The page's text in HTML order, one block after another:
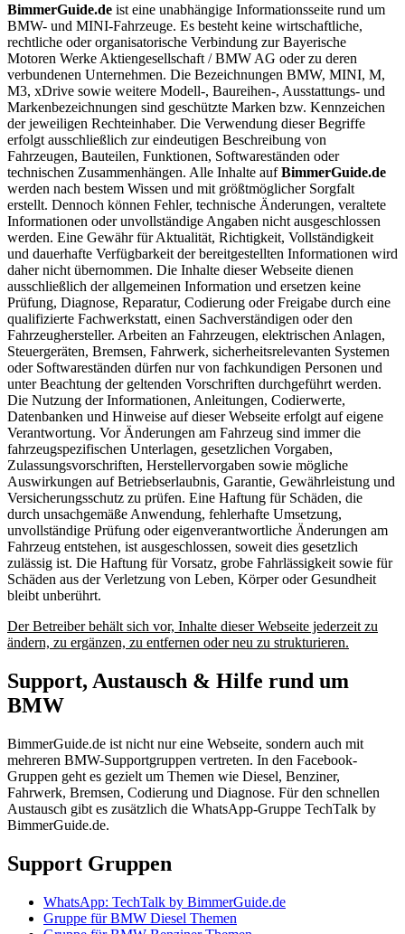
BimmerGuide.de ist eine unabhängige Informationsseite rund um
BMW- und MINI-Fahrzeuge. Es besteht keine wirtschaftliche,
rechtliche oder organisatorische Verbindung zur Bayerische
Motoren Werke Aktiengesellschaft / BMW AG oder zu deren
verbundenen Unternehmen. Die Bezeichnungen BMW, MINI, M,
M3, xDrive sowie weitere Modell-, Baureihen-, Ausstattungs- und
Markenbezeichnungen sind geschützte Marken bzw. Kennzeichen
der jeweiligen Rechteinhaber. Die Verwendung dieser Begriffe
erfolgt ausschließlich zur eindeutigen Beschreibung von
Fahrzeugen, Bauteilen, Funktionen, Softwareständen oder
technischen Zusammenhängen. Alle Inhalte aufBimmerGuide.de
werden nach bestem Wissen und mit größtmöglicher Sorgfalt
erstellt. Dennoch können Fehler, technische Änderungen, veraltete
Informationen oder unvollständige Angaben nicht ausgeschlossen
werden. Eine Gewähr für Aktualität, Richtigkeit, Vollständigkeit
und dauerhafte Verfügbarkeit der bereitgestellten Informationen wird
daher nicht übernommen. Die Inhalte dieser Webseite dienen
ausschließlich der allgemeinen Information und ersetzen keine
Prüfung, Diagnose, Reparatur, Codierung oder Freigabe durch eine
qualifizierte Fachwerkstatt, einen Sachverständigen oder den
Fahrzeughersteller. Arbeiten an Fahrzeugen, elektrischen Anlagen,
Steuergeräten, Bremsen, Fahrwerk, sicherheitsrelevanten Systemen
oder Softwareständen dürfen nur von fachkundigen Personen und
unter Beachtung der geltenden Vorschriften durchgeführt werden.
Die Nutzung der Informationen, Anleitungen, Codierwerte,
Datenbanken und Hinweise auf dieser Webseite erfolgt auf eigene
Verantwortung. Vor Änderungen am Fahrzeug sind immer die
fahrzeugspezifischen Unterlagen, gesetzlichen Vorgaben,
Zulassungsvorschriften, Herstellervorgaben sowie mögliche
Auswirkungen auf Betriebserlaubnis, Garantie, Gewährleistung und
Versicherungsschutz zu prüfen. Eine Haftung für Schäden, die
durch unsachgemäße Anwendung, fehlerhafte Umsetzung,
unvollständige Prüfung oder eigenverantwortliche Änderungen am
Fahrzeug entstehen, ist ausgeschlossen, soweit dies gesetzlich
zulässig ist. Die Haftung für Vorsatz, grobe Fahrlässigkeit sowie für
Schäden aus der Verletzung von Leben, Körper oder Gesundheit
bleibt unberührt.
Der Betreiber behält sich vor, Inhalte dieser Webseite jederzeit zu
ändern, zu ergänzen, zu entfernen oder neu zu strukturieren.
Support, Austausch & Hilfe rund um
BMW
BimmerGuide.de ist nicht nur eine Webseite, sondern auch mit
mehreren BMW-Supportgruppen vertreten. In den Facebook-
Gruppen geht es gezielt um Themen wie Diesel, Benziner,
Fahrwerk, Bremsen, Codierung und Diagnose. Für den schnellen
Austausch gibt es zusätzlich die WhatsApp-Gruppe TechTalk by
BimmerGuide.de.
Support Gruppen
WhatsApp: TechTalk by BimmerGuide.de
Gruppe für BMW Diesel Themen